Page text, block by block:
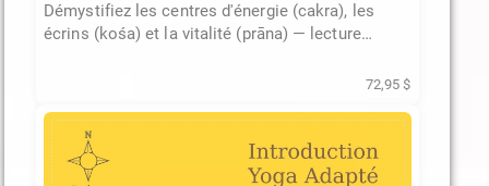
Démystifiez les centres d'énergie (cakra), les
écrins (kośa) et la vitalité (prāna) — lecture
72,95 $